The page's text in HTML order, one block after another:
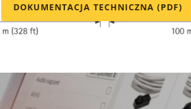
DOKUMENTACJA TECHNICZNA (PDF)